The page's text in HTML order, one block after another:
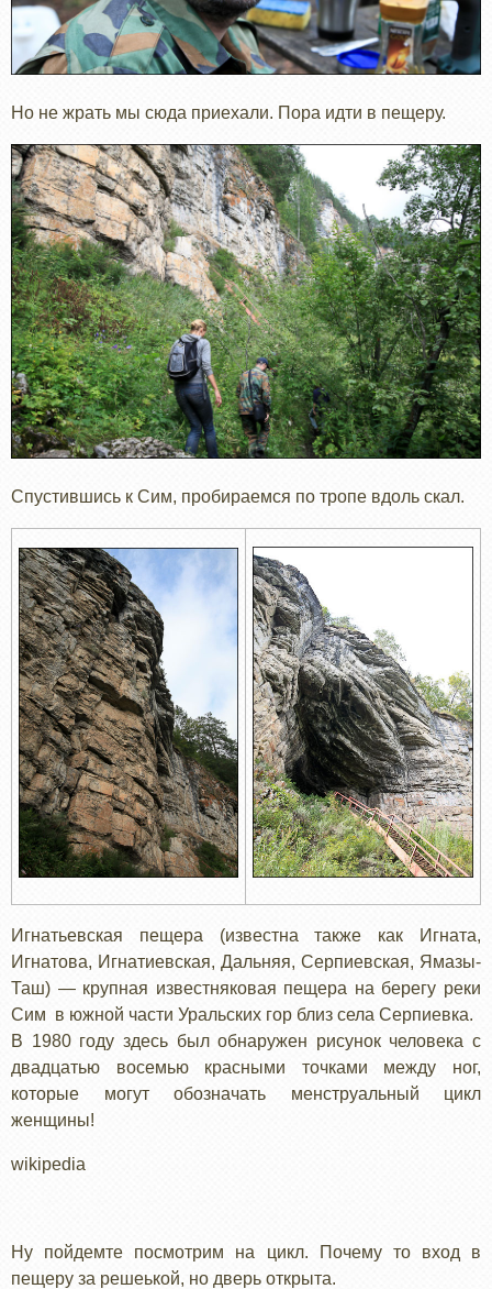
Но не жрать мы сюда приехали. Пора идти в пещеру.
Спустившись к Сим, пробираемся по тропе вдоль скал.
Игнатьевская пещера (известна также как Игната,
Игнатова, Игнатиевская, Дальняя, Серпиевская, Ямазы-
Таш) — крупная известняковая пещера на берегу реки
Сим в южной части Уральских гор близ села Серпиевка.
В 1980 году здесь был обнаружен рисунок человека с
двадцатью восемью красными точками между ног,
которые могут обозначать менструальный цикл
женщины!
wikipedia
Ну пойдемте посмотрим на цикл. Почему то вход в
пещеру за решеькой, но дверь открыта.